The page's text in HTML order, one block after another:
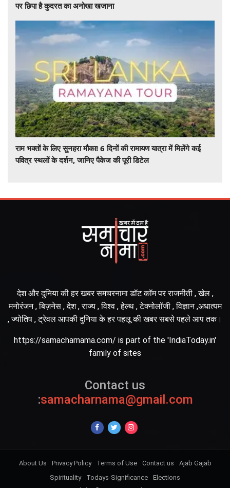
पर छिपा है कुदरत का अनोखा खजाना
राम भक्तों के लिए सुनहरा मौका! 6 दिनों की रामायण यात्रा में मिलेंगे कई
पवित्र स्थलों के दर्शन, जानिए पैकेज की पूरी डिटेल
देश और दुनिया की हर खबर समचरनामा डॉट कॉम पर राजनीती , खेल ,
मनोरंजन , बिज़नेस , देश , राज्य , विश्व , हेल्थ , टेक्नोलॉजी , विज्ञान ,अधात्यम
, ज्योतिष , ट्रेवल आपकी दुनिया के हर पहलू की खबर सबसे पहले आप तक।
https://samacharnama.com/ is part of the 'IndiaToday.in'
family of sites
Contact us
:samacharnama@gmail.com
About Us Privacy Policy Terms of Use Contact us
Ajab Gajab
Spirituality
Todays-Significance Elections